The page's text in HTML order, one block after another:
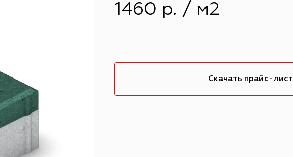
1460 р. / м2
Скачать прайс-лист